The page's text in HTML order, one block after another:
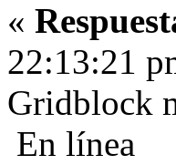
«
22:13:21
Gridblock
En línea